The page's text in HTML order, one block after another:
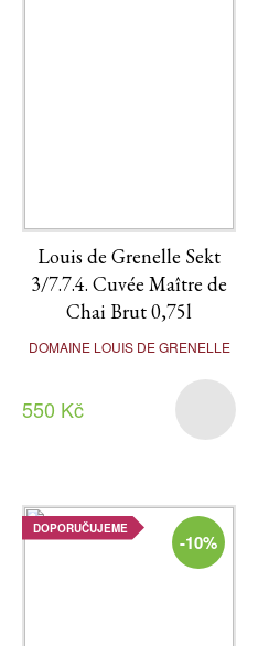
Louis de Grenelle Sekt
3/7.7.4. Cuvée Maître de
Chai Brut 0,75l
DOMAINE LOUIS DE GRENELLE
550 Kč
DOPORUČUJEME
-10%